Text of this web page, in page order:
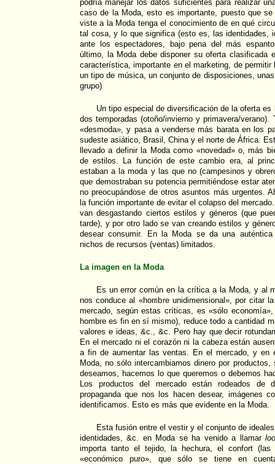
podría manejar los datos suficientes para realizar
caso de la Moda, esto es importante, puesto que
viste a la Moda tenga el conocimiento de en qué
tal cosa, y lo que significa (esto es, las identidades,
ante los espectadores, bajo pena del más
último, la Moda debe disponer su oferta clasificada
característica, importante en el marketing, de permitir
un tipo de música, un conjunto de disposiciones,
grupo)
Un tipo especial de diversificación de la oferta
dos temporadas (otoño/invierno y primavera/
«desmoda», y pasa a venderse más barata en los
sudeste asiático, Brasil, China y el norte de África.
llevado a definir la Moda como «novedad» o, más
de estilos. La función de este cambio era, al
estaban a la moda y las que no (campesinos y
que demostraban su potencia permitiéndose estar
no preocupándose de otros asuntos más urgentes.
la función importante de evitar el colapso del
van desgastando ciertos estilos y géneros (que
tarde), y por otro lado se van creando estilos y
desear consumir. En la Moda se da una
nichos de recursos (ventas) limitados.
La imagen en la Moda
Es un error común en la crítica a la Moda, y al
nos conduce al «hombre unidimensional», por citar
mercado, según estas críticas, es «sólo
hombre es fin en sí mismo), reduce todo a cantidad
valores e ideas, &c., &c. Pero hay que decir
En el mercado ni el corazón ni la cabeza están
a fin de aumentar las ventas. En el mercado, y en
Moda, no sólo intercambiamos dinero por
deseamos, hacemos lo que queremos o debemos
Los productos del mercado están rodeados de
propaganda que nos los hacen desear, imágenes
identificamos. Esto es más que evidente en la Moda.
Esta fusión entre el vestir y el conjunto de
identidades, &c. en Moda se ha venido a llamar
importa tanto el tejido, la hechura, el confort (las
«económico puro», que sólo se tiene en